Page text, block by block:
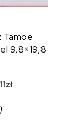
Tamoe
9,8×19,8
zł